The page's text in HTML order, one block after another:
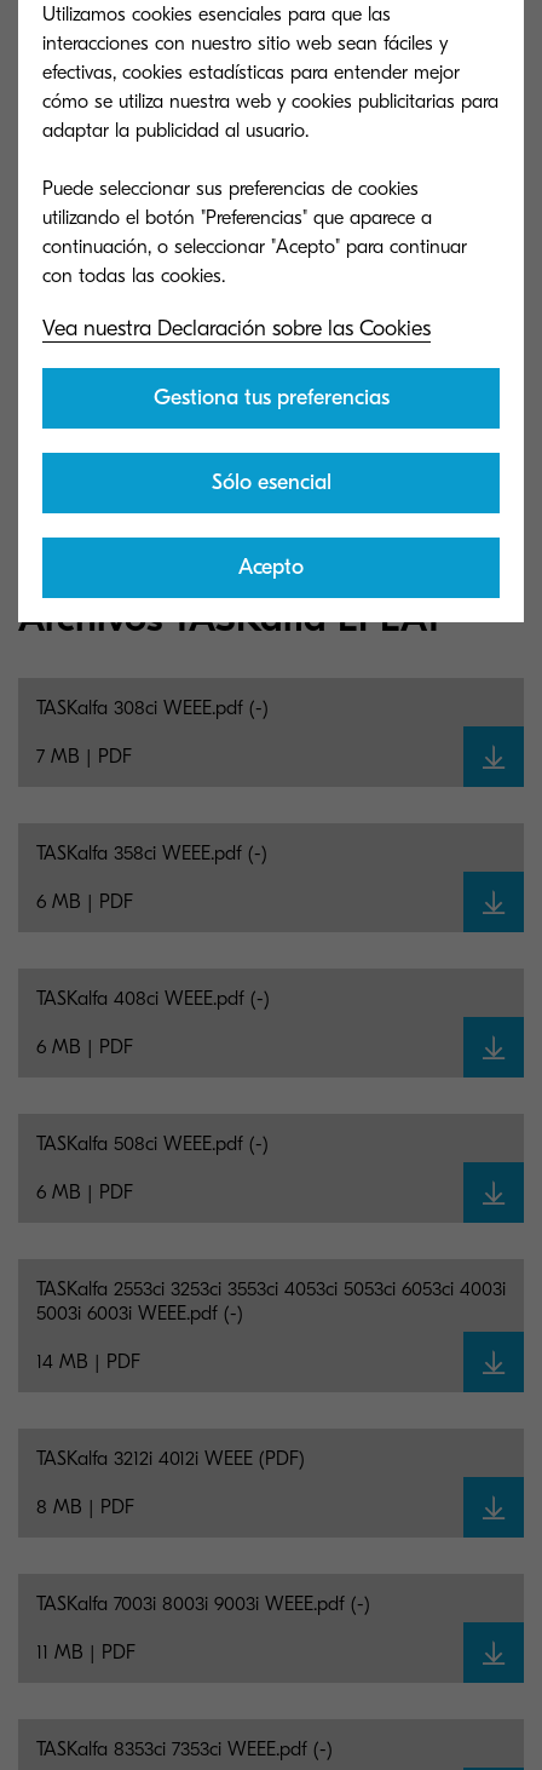
2 MB | PDF
ECOSYS P4060dn WEEE.pdf (-)
ECOSYS P6230cdn P6235cdn P7240cdn WEEE.pdf (-)
ECOSYS P8060cdn WEEE.pdf (-)
11 MB | PDF
Archivos TASKalfa EPEAT
TASKalfa 308ci WEEE.pdf (-)
7 MB | PDF
TASKalfa 358ci WEEE.pdf (-)
6 MB | PDF
TASKalfa 408ci WEEE.pdf (-)
6 MB | PDF
TASKalfa 508ci WEEE.pdf (-)
6 MB | PDF
TASKalfa 2553ci 3253ci 3553ci 4053ci 5053ci 6053ci 4003i
5003i 6003i WEEE.pdf (-)
14 MB | PDF
TASKalfa 3212i 4012i WEEE (PDF)
8 MB | PDF
TASKalfa 7003i 8003i 9003i WEEE.pdf (-)
11 MB | PDF
TASKalfa 8353ci 7353ci WEEE.pdf (-)
Utilizamos cookies esenciales para que las
interacciones con nuestro sitio web sean fáciles y
efectivas, cookies estadísticas para entender mejor
cómo se utiliza nuestra web y cookies publicitarias para
adaptar la publicidad al usuario.
Puede seleccionar sus preferencias de cookies
utilizando el botón "Preferencias" que aparece a
continuación, o seleccionar "Acepto" para continuar
Vea nuestra Declaración sobre las Cookies
Gestiona tus preferencias
Sólo esencial
Acepto